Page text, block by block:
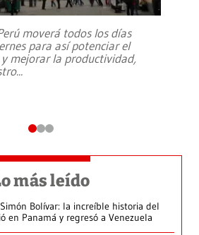
moverá todos los días
para así potenciar el
mejorar la productividad,
...
más leído
Bolívar: la increíble historia del
en Panamá y regresó a Venezuela